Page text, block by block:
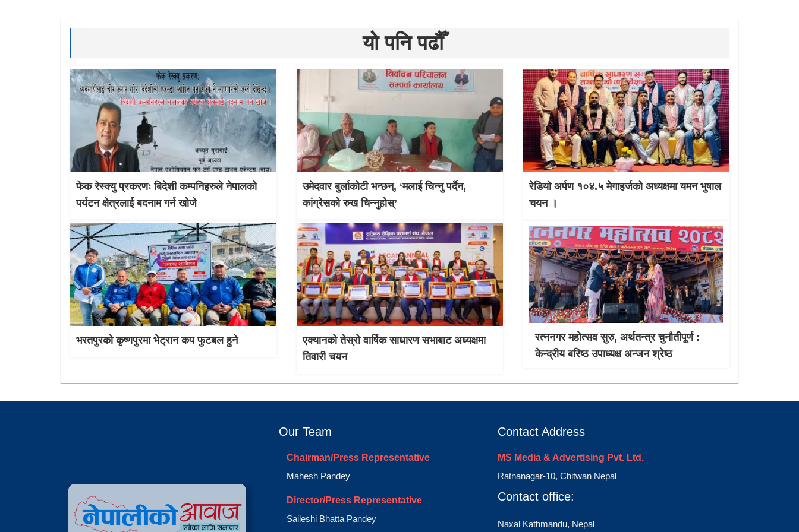
यो पनि पढौँ
फेक रेस्क्यु प्रकरणः बिदेशी कम्पनिहरुले नेपालको
पर्यटन क्षेत्रलाई बदनाम गर्न खोजे
उमेदवार बुर्लाकोटी भन्छन्, ‘मलाई चिन्नु पर्दैन,
कांग्रेसको रुख चिन्नुहोस्’
रेडियो अर्पण १०४.५ मेगाहर्जको अध्यक्षमा यमन भुषाल
चयन ।
भरतपुरको कृष्णपुरमा भेट्रान कप फुटबल हुने
एक्यानको तेस्रो वार्षिक साधारण सभाबाट अध्यक्षमा
तिवारी चयन
रत्ननगर महोत्सव सुरु, अर्थतन्त्र चुनौतीपूर्ण :
केन्द्रीय बरिष्ठ उपाध्यक्ष अन्जन श्रेष्ठ
Our Team
Chairman/Press Representative
Mahesh Pandey
Director/Press Representative
Saileshi Bhatta Pandey
Contact Address
MS Media & Advertising Pvt. Ltd.
Ratnanagar-10, Chitwan Nepal
Contact office:
Naxal Kathmandu, Nepal